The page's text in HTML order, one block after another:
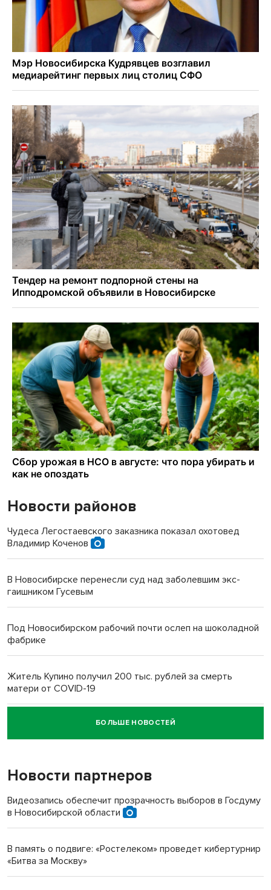
Новости районов
Чудеса Легостаевского заказника показал охотовед
Владимир Коченов
В Новосибирске перенесли суд над заболевшим экс-
гаишником Гусевым
Под Новосибирском рабочий почти ослеп на шоколадной
фабрике
Житель Купино получил 200 тыс. рублей за смерть
матери от COVID-19
Новосибирский суд наказал водителя за смерть
пенсионерки на вокзале
БОЛЬШЕ НОВОСТЕЙ
Новости партнеров
Видеозапись обеспечит прозрачность выборов в Госдуму
в Новосибирской области
В память о подвиге: «Ростелеком» проведет кибертурнир
«Битва за Москву»